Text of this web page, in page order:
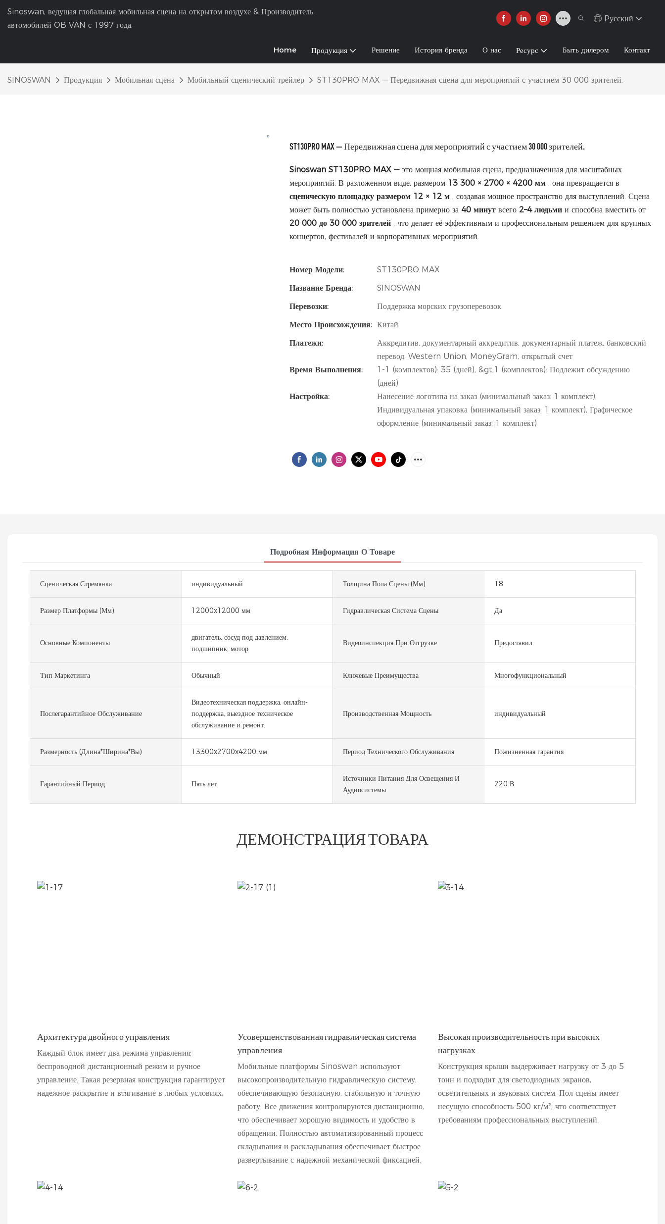
Sinoswan, ведущая глобальная мобильная сцена на открытом воздухе & Производитель
автомобилей OB VAN с 1997 года.
Pусский
Home Продукция Решение История бренда О нас Ресурс Быть дилером Контакт
SINOSWAN Продукция Мобильная сцена Мобильный сценический трейлер ST130PRO MAX — Передвижная сцена для мероприятий с участием 30 000 зрителей.
ST130PRO MAX — Передвижная сцена для мероприятий с участием 30 000 зрителей.
Sinoswan ST130PRO MAX — это мощная мобильная сцена, предназначенная для масштабных
мероприятий. В разложенном виде, размером 13 300 × 2700 × 4200 мм , она превращается в
сценическую площадку размером 12 × 12 м , создавая мощное пространство для выступлений. Сцена
может быть полностью установлена ​​примерно за 40 минут всего 2–4 людьми и способна вместить от
20 000 до 30 000 зрителей , что делает её эффективным и профессиональным решением для крупных
концертов, фестивалей и корпоративных мероприятий.
Номер Модели:
ST130PRO MAX
Название Бренда:
SINOSWAN
Перевозки:
Поддержка морских грузоперевозок
Место Происхождения: Китай
Платежи:
Аккредитив, документарный аккредитив, документарный платеж, банковский
перевод, Western Union, MoneyGram, открытый счет
Время Выполнения:
1-1 (комплектов): 35 (дней), &gt;1 (комплектов): Подлежит обсуждению
(дней)
Настройка:
Нанесение логотипа на заказ (минимальный заказ: 1 комплект),
Индивидуальная упаковка (минимальный заказ: 1 комплект), Графическое
оформление (минимальный заказ: 1 комплект)
Подробная Информация О Товаре
Сценическая Стремянка индивидуальный Толщина Пола Сцены (мм) 18
Размер Платформы (мм) 12000x12000 мм Гидравлическая Система Сцены Да
Основные Компоненты
двигатель, сосуд под давлением,
подшипник, мотор
Видеоинспекция При Отгрузке Предоставил
Тип Маркетинга Обычный Ключевые Преимущества Многофункциональный
Послегарантийное Обслуживание
Видеотехническая поддержка, онлайн-
поддержка, выездное техническое
обслуживание и ремонт.
Производственная Мощность индивидуальный
Размерность (длина*ширина*вы) 13300x2700x4200 мм Период Технического Обслуживания Пожизненная гарантия
Гарантийный Период Пять лет
Источники Питания Для Освещения И
Аудиосистемы
220 В
ДЕМОНСТРАЦИЯ ТОВАРА
Архитектура двойного управления
Каждый блок имеет два режима управления:
беспроводной дистанционный режим и ручное
управление. Такая резервная конструкция гарантирует
надежное раскрытие и втягивание в любых условиях.
Усовершенствованная гидравлическая система
управления
Мобильные платформы Sinoswan используют
высокопроизводительную гидравлическую систему,
обеспечивающую безопасную, стабильную и точную
работу. Все движения контролируются дистанционно,
что обеспечивает хорошую видимость и удобство в
обращении. Полностью автоматизированный процесс
складывания и раскладывания обеспечивает быстрое
развертывание с надежной механической фиксацией.
Высокая производительность при высоких
нагрузках
Конструкция крыши выдерживает нагрузку от 3 до 5
тонн и подходит для светодиодных экранов,
осветительных и звуковых систем. Пол сцены имеет
несущую способность 500 кг/м², что соответствует
требованиям профессиональных выступлений.